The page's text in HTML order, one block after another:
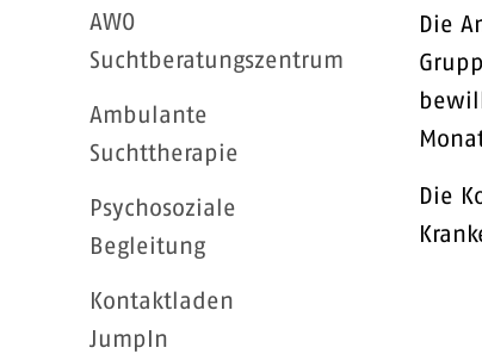
Die
Die
AWO
Suchtberatungszentrum
Ambulante
Suchttherapie
Psychosoziale
Begleitung
Kontaktladen
JumpIn